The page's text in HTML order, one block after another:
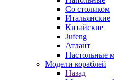
Со столиком
Итальянские
Китайские
Jufeng
Атлант
Настольные
Модели кораблей
Назад